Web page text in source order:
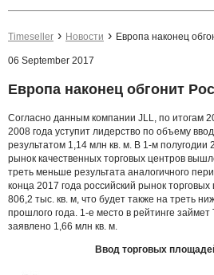
Timeseller Новости Европа наконец
06 September 2017
Европа наконец обгонит
Согласно данным компании JLL, по итогам
2008 года уступит лидерство по объему
результатом 1,14 млн кв. м. В 1-м полугодии
рынок качественных торговых центров
треть меньше результата аналогичного
конца 2017 года российский рынок
806,2 тыс. кв. м, что будет также на треть
прошлого года. 1-е место в рейтинге займет
заявлено 1,66 млн кв. м.
Ввод торговых